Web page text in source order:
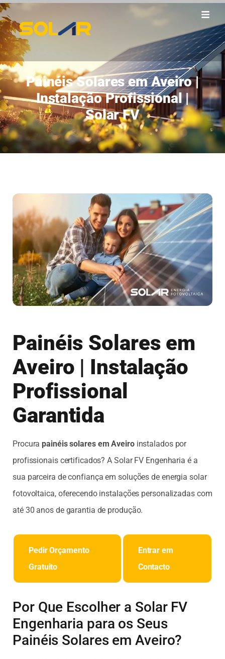
Painéis Solares em Aveiro |
Instalação Profissional |
Solar FV
Painéis Solares em
Aveiro | Instalação
Profissional
Garantida
Procura painéis solares em Aveiroinstalados por
profissionais certificados? A Solar FV Engenharia é a
sua parceira de confiança em soluções de energia solar
fotovoltaica, oferecendo instalações personalizadas com
até 30 anos de garantia de produção.
Pedir Orçamento
Gratuito
Entrar em
Contacto
Por Que Escolher a Solar FV
Engenharia para os Seus
Painéis Solares em Aveiro?